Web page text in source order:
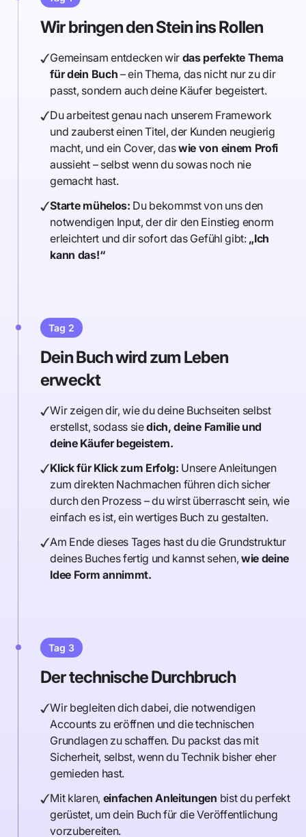
Wir bringen den Stein ins Rollen
Gemeinsam entdecken wir das perfekte Thema
für dein Buch – ein Thema, das nicht nur zu dir
passt, sondern auch deine Käufer begeistert.
Du arbeitest genau nach unserem Framework
und zauberst einen Titel, der Kunden neugierig
macht, und ein Cover, daswie von einem Profi
aussieht – selbst wenn du sowas noch nie
gemacht hast.
Starte mühelos: Du bekommst von uns den
notwendigen Input, der dir den Einstieg enorm
erleichtert und dir sofort das Gefühl gibt: „Ich
kann das!“
Tag 2
Dein Buch wird zum Leben
erweckt
Wir zeigen dir, wie du deine Buchseiten selbst
erstellst, sodass siedich, deine Familie und
deine Käufer begeistern.
Klick für Klick zum Erfolg: Unsere Anleitungen
zum direkten Nachmachen führen dich sicher
durch den Prozess – du wirst überrascht sein, wie
einfach es ist, ein wertiges Buch zu gestalten.
Am Ende dieses Tages hast du die Grundstruktur
deines Buches fertig und kannst sehen, wie deine
Idee Form annimmt.
Tag 3
Der technische Durchbruch
Wir begleiten dich dabei, die notwendigen
Accounts zu eröffnen und die technischen
Grundlagen zu schaffen. Du packst das mit
Sicherheit, selbst, wenn du Technik bisher eher
gemieden hast.
Mit klaren, einfachen Anleitungen bist du perfekt
gerüstet, um dein Buch für die Veröffentlichung
vorzubereiten.